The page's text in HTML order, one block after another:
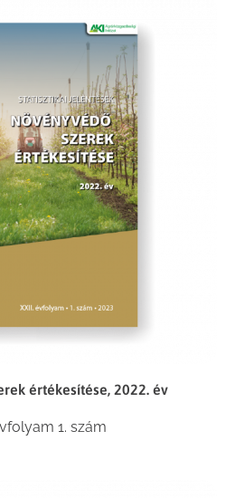
értékesítése, 2022. év
1. szám